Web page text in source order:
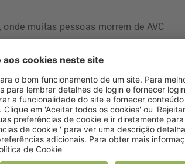
muitas pessoas morrem de AVC
a gravidez, estes resultados
arterial] nas crianças. Portanto, a
do estudo, cuja primeira autora é
gravidez, durante a gravidez e quatro
avaliadas à nascença e aos quatro anos.
de pressão arterial sistólica mais